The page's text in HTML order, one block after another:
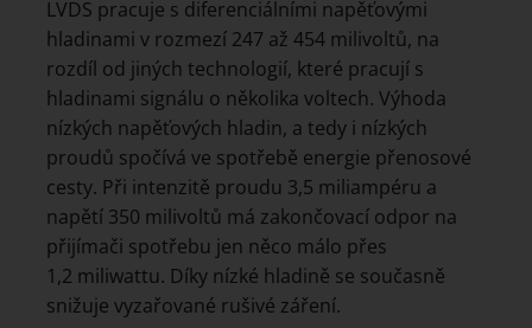
LVDS pracuje s diferenciálními napěťovými
hladinami v rozmezí 247 až 454 milivoltů, na
rozdíl od jiných technologií, které pracují s
hladinami signálu o několika voltech. Výhoda
nízkých napěťových hladin, a tedy i nízkých
proudů spočívá ve spotřebě energie přenosové
cesty. Při intenzitě proudu 3,5 miliampéru a
napětí 350 milivoltů má zakončovací odpor na
přijímači spotřebu jen něco málo přes
1,2 miliwattu. Díky nízké hladině se současně
snižuje vyzařované rušivé záření.